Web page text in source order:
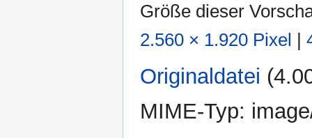
Größe dieser
2.560 × 1.920 Pixel |
Originaldatei
MIME-Typ: